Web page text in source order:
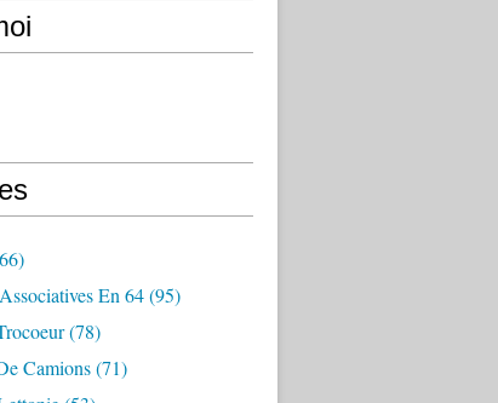
En 64(95)
(78)
Camions(71)